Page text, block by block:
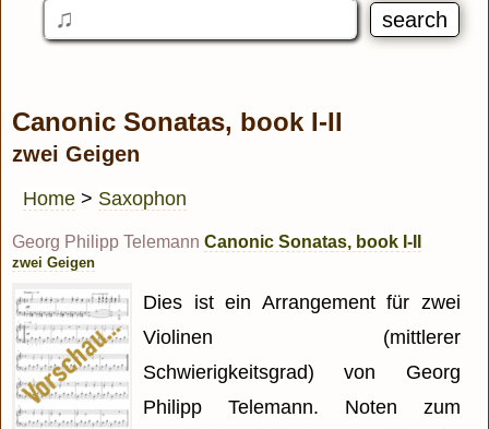
Canonic Sonatas, book I-II
zwei Geigen
Home > Saxophon
Georg Philipp Telemann Canonic Sonatas, book I-II
zwei Geigen
Dies ist ein Arrangement für zwei
Violinen (mittlerer
Schwierigkeitsgrad) von Georg
Philipp Telemann. Noten zum